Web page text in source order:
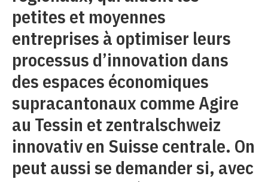
petites et moyennes
entreprises à optimiser leurs
processus d’innovation dans
des espaces économiques
supracantonaux comme Agire
au Tessin et zentralschweiz
innovativ en Suisse centrale. On
peut aussi se demander si, avec